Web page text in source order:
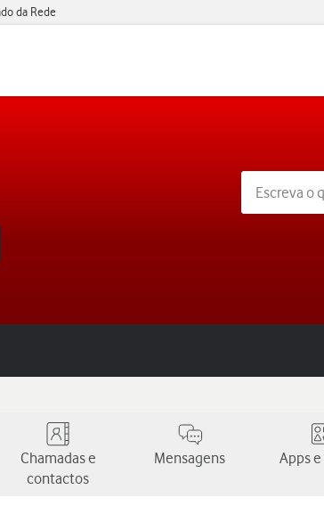
da Rede
Chamadas e
contactos
Mensagens Apps